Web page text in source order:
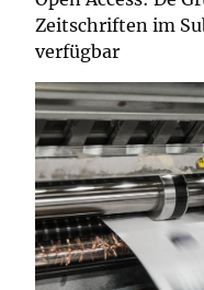
Zeitschriften im
verfügbar